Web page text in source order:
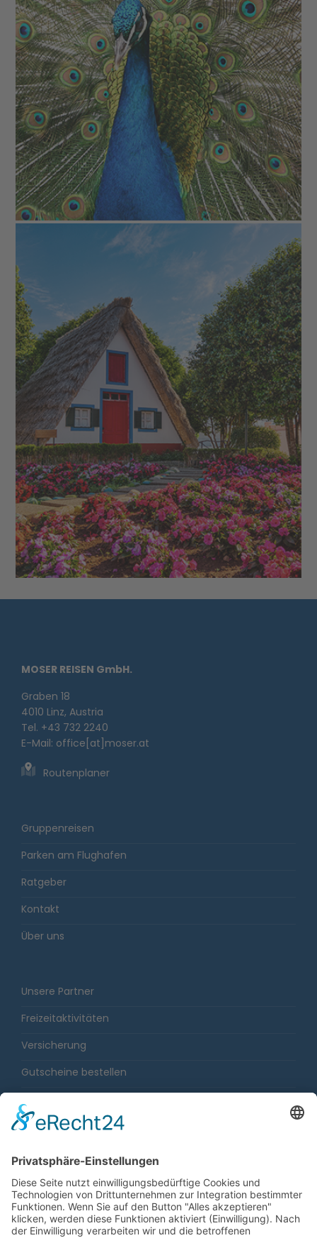
MOSER REISEN GmbH.
Graben 18
4010 Linz, Austria
Tel. +43 732 2240
E-Mail: office[at]moser.at
Routenplaner
Gruppenreisen
Parken am Flughafen
Ratgeber
Kontakt
Über uns
Unsere Partner
Freizeitaktivitäten
Versicherung
Gutscheine bestellen
Impressum
Sitemap
Datenschutz